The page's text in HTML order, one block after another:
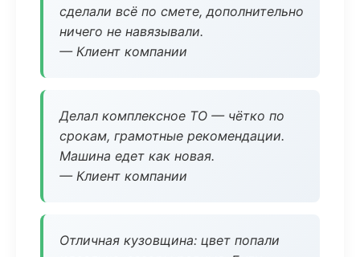
сделали всё по смете, дополнительно
ничего не навязывали.
— Клиент компании
Делал комплексное ТО — чётко по
срокам, грамотные рекомендации.
Машина едет как новая.
— Клиент компании
Отличная кузовщина: цвет попали